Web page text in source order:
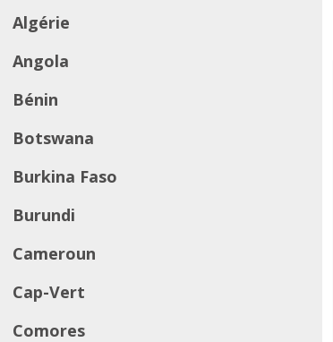
Algérie
Angola
Bénin
Botswana
Burkina Faso
Burundi
Cameroun
Cap-Vert
Comores